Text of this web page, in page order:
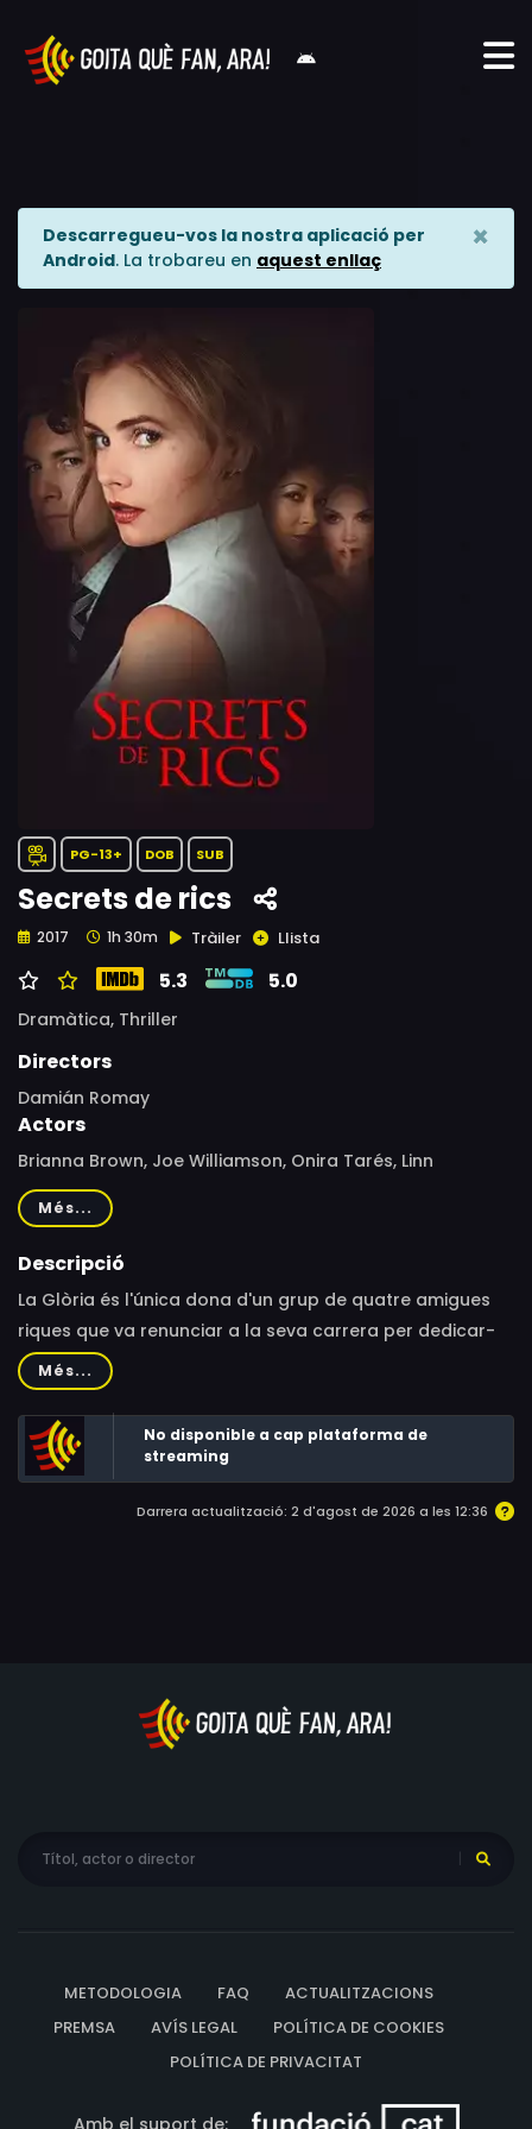
Descarregueu-vos la nostra aplicació per
Android. La trobareu en aquest enllaç
×
PG-13+ DOB SUB
Secrets de rics
2017 1h 30m Tràiler Llista
5.3 5.0
Dramàtica, Thriller
Directors
Damián Romay
Actors
Brianna Brown, Joe Williamson, Onira Tarés, Linn
Bjornland, Jonathan Riggs, Tara Conner, Brody Behr,
Sydney Hoover
Més...
Descripció
La Glòria és l'única dona d'un grup de quatre amigues
riques que va renunciar a la seva carrera per dedicar-
se a la família. Però no tot és felicitat al paradís: el seu
marit, el Phil, es mostra cada cop més distant i li exigeix
part d'uns diners heretats per solucionar els problemes
econòmics que té la seva empresa. De mica en mica, la
Glòria comença a sospitar que el Phil l'enganya amb
una de les seves amigues i que, a més, la vol assassinar
Més...
No disponible a cap plataforma de
streaming
Darrera actualització: 2 d'agost de 2026 a les 12:36
METODOLOGIA FAQ
ACTUALITZACIONS
PREMSA
AVÍS LEGAL
POLÍTICA DE COOKIES
POLÍTICA DE PRIVACITAT
Amb el suport de: